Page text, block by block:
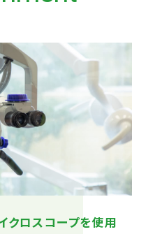
クロスコープを使用